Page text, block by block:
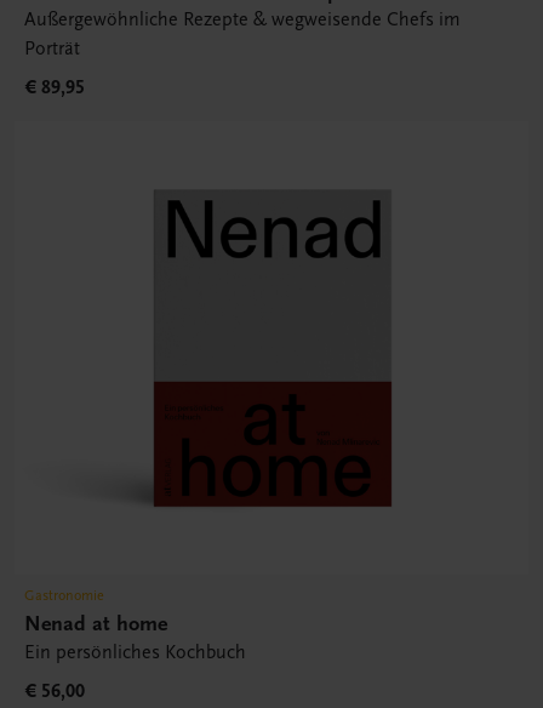
Außergewöhnliche Rezepte & wegweisende Chefs im
Porträt
€ 89,95
Gastronomie
Nenad at home
Ein persönliches Kochbuch
€ 56,00